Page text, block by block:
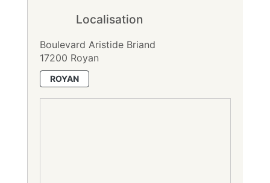
Localisation
Boulevard Aristide Briand
17200 Royan
ROYAN